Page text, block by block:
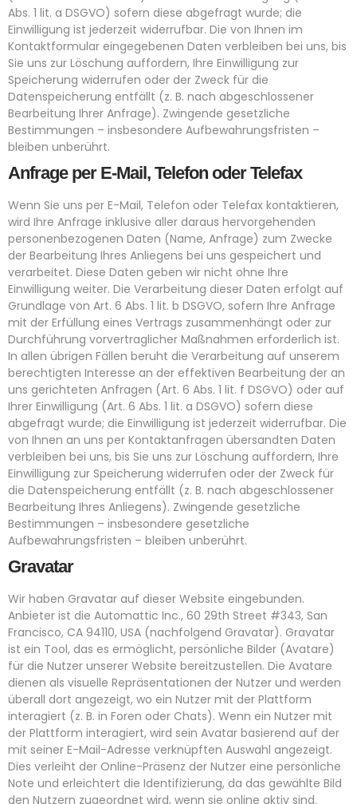
Abs. 1 lit. a DSGVO) sofern diese abgefragt wurde; die
Einwilligung ist jederzeit widerrufbar. Die von Ihnen im
Kontaktformular eingegebenen Daten verbleiben bei uns, bis
Sie uns zur Löschung auffordern, Ihre Einwilligung zur
Speicherung widerrufen oder der Zweck für die
Datenspeicherung entfällt (z. B. nach abgeschlossener
Bearbeitung Ihrer Anfrage). Zwingende gesetzliche
Bestimmungen – insbesondere Aufbewahrungsfristen –
bleiben unberührt.
Anfrage per E-Mail, Telefon oder Telefax
Wenn Sie uns per E-Mail, Telefon oder Telefax kontaktieren,
wird Ihre Anfrage inklusive aller daraus hervorgehenden
personenbezogenen Daten (Name, Anfrage) zum Zwecke
der Bearbeitung Ihres Anliegens bei uns gespeichert und
verarbeitet. Diese Daten geben wir nicht ohne Ihre
Einwilligung weiter. Die Verarbeitung dieser Daten erfolgt auf
Grundlage von Art. 6 Abs. 1 lit. b DSGVO, sofern Ihre Anfrage
mit der Erfüllung eines Vertrags zusammenhängt oder zur
Durchführung vorvertraglicher Maßnahmen erforderlich ist.
In allen übrigen Fällen beruht die Verarbeitung auf unserem
berechtigten Interesse an der effektiven Bearbeitung der an
uns gerichteten Anfragen (Art. 6 Abs. 1 lit. f DSGVO) oder auf
Ihrer Einwilligung (Art. 6 Abs. 1 lit. a DSGVO) sofern diese
abgefragt wurde; die Einwilligung ist jederzeit widerrufbar. Die
von Ihnen an uns per Kontaktanfragen übersandten Daten
verbleiben bei uns, bis Sie uns zur Löschung auffordern, Ihre
Einwilligung zur Speicherung widerrufen oder der Zweck für
die Datenspeicherung entfällt (z. B. nach abgeschlossener
Bearbeitung Ihres Anliegens). Zwingende gesetzliche
Bestimmungen – insbesondere gesetzliche
Aufbewahrungsfristen – bleiben unberührt.
Gravatar
Wir haben Gravatar auf dieser Website eingebunden.
Anbieter ist die Automattic Inc., 60 29th Street #343, San
Francisco, CA 94110, USA (nachfolgend Gravatar). Gravatar
ist ein Tool, das es ermöglicht, persönliche Bilder (Avatare)
für die Nutzer unserer Website bereitzustellen. Die Avatare
dienen als visuelle Repräsentationen der Nutzer und werden
überall dort angezeigt, wo ein Nutzer mit der Plattform
interagiert (z. B. in Foren oder Chats). Wenn ein Nutzer mit
der Plattform interagiert, wird sein Avatar basierend auf der
mit seiner E-Mail-Adresse verknüpften Auswahl angezeigt.
Dies verleiht der Online-Präsenz der Nutzer eine persönliche
Note und erleichtert die Identifizierung, da das gewählte Bild
den Nutzern zugeordnet wird, wenn sie online aktiv sind.